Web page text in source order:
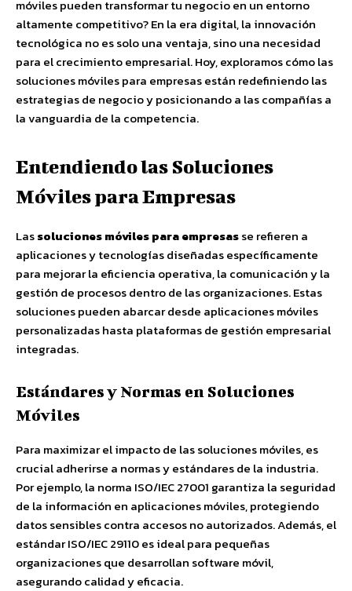
móviles pueden transformar tu negocio en un entorno
altamente competitivo? En la era digital, la innovación
tecnológica no es solo una ventaja, sino una necesidad
para el crecimiento empresarial. Hoy, exploramos cómo las
soluciones móviles para empresas están redefiniendo las
estrategias de negocio y posicionando a las compañías a
la vanguardia de la competencia.
Entendiendo las Soluciones
Móviles para Empresas
Lassoluciones móviles para empresasse refieren a
aplicaciones y tecnologías diseñadas específicamente
para mejorar la eficiencia operativa, la comunicación y la
gestión de procesos dentro de las organizaciones. Estas
soluciones pueden abarcar desde aplicaciones móviles
personalizadas hasta plataformas de gestión empresarial
integradas.
Estándares y Normas en Soluciones
Móviles
Para maximizar el impacto de las soluciones móviles, es
crucial adherirse a normas y estándares de la industria.
Por ejemplo, la norma ISO/IEC 27001 garantiza la seguridad
de la información en aplicaciones móviles, protegiendo
datos sensibles contra accesos no autorizados. Además, el
estándar ISO/IEC 29110 es ideal para pequeñas
organizaciones que desarrollan software móvil,
asegurando calidad y eficacia.